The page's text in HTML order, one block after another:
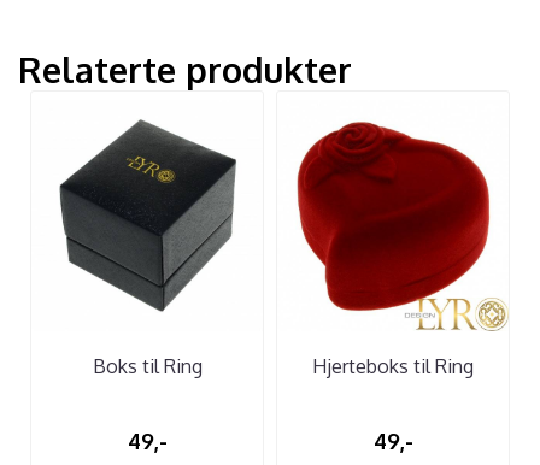
Relaterte produkter
Boks til Ring
49,-
Hjerteboks til Ring
49,-